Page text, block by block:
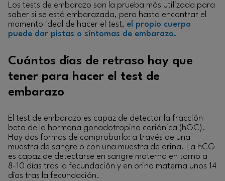
Los tests de embarazo son la prueba más utilizada para
saber si se está embarazada, pero hasta encontrar el
momento ideal de hacer el test, el propio cuerpo
puede dar pistas o síntomas de embarazo.
Cuántos días de retraso hay que
tener para hacer el test de
embarazo
El test de embarazo es capaz de detectar la fracción
beta de la hormona gonadotropina coriónica (hGC).
Hay dos formas de comprobarlo: a través de una
muestra de sangre o con una muestra de orina. La hCG
es capaz de detectarse en sangre materna en torno a
8-10 días tras la fecundación y en orina materna unos 14
días tras la fecundación.